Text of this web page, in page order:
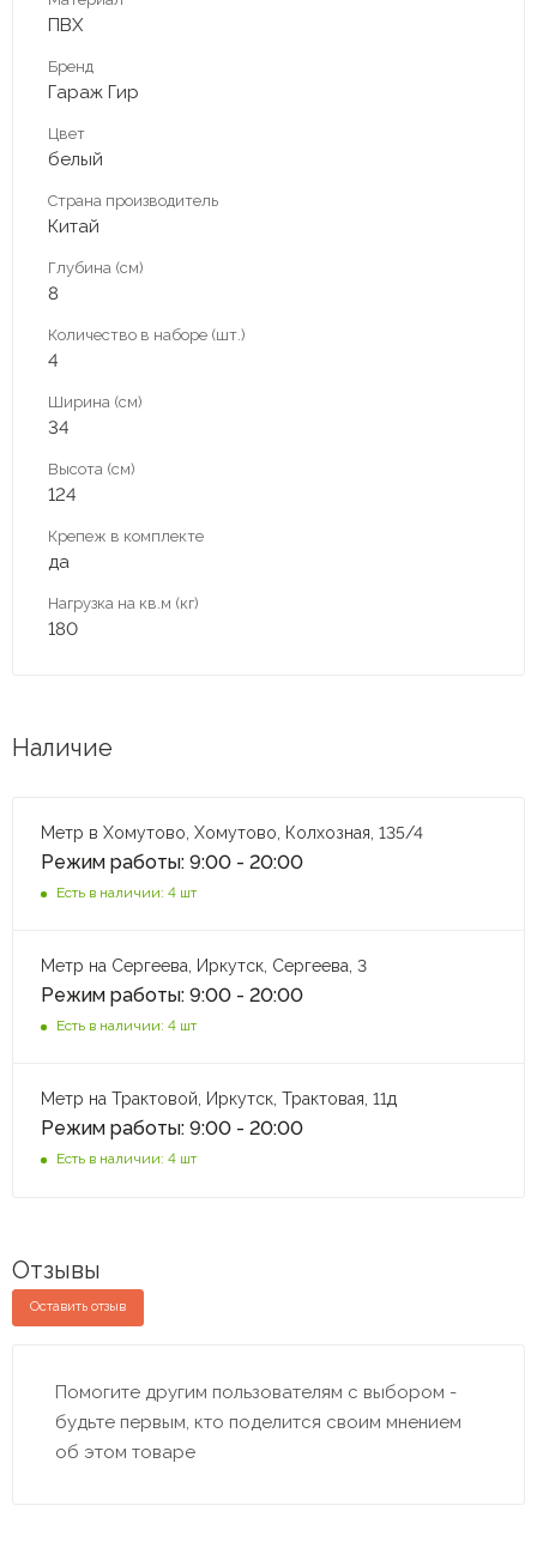
ПВХ
Бренд
Гараж Гир
Цвет
белый
Страна производитель
Китай
Глубина (см)
8
Количество в наборе (шт.)
4
Ширина (см)
34
Высота (см)
124
Крепеж в комплекте
да
Нагрузка на кв.м (кг)
180
Наличие
Метр в Хомутово, Хомутово, Колхозная, 135/4
Режим работы: 9:00 - 20:00
Есть в наличии: 4 шт
Метр на Сергеева, Иркутск, Сергеева, 3
Режим работы: 9:00 - 20:00
Есть в наличии: 4 шт
Метр на Трактовой, Иркутск, Трактовая, 11д
Режим работы: 9:00 - 20:00
Есть в наличии: 4 шт
Отзывы
Оставить отзыв
Помогите другим пользователям с выбором -
будьте первым, кто поделится своим мнением
об этом товаре